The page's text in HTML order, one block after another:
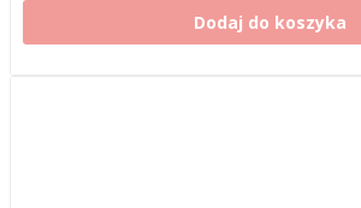
Dodaj do koszyka